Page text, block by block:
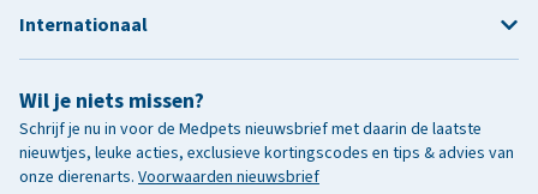
Wil je niets missen?
Schrijf je nu in voor de Medpets nieuwsbrief met daarin de laatste
nieuwtjes, leuke acties, exclusieve kortingscodes en tips & advies van
onze dierenarts. Voorwaarden nieuwsbrief
Internationaal